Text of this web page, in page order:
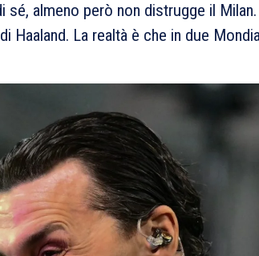
sé, almeno però non distrugge il
La realtà è che in due